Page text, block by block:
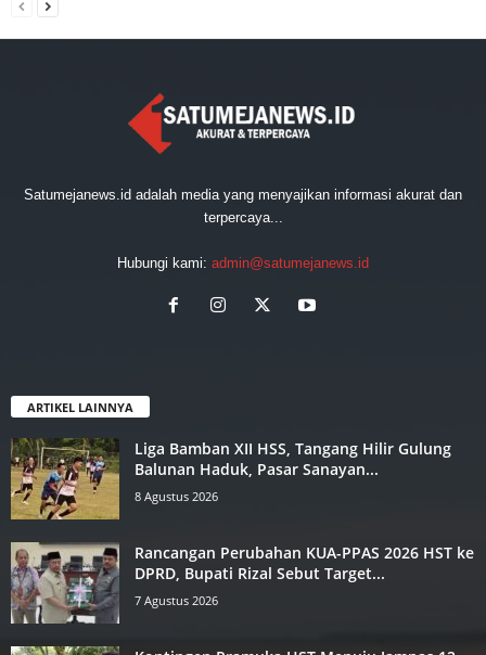
Satumejanews.id adalah media yang menyajikan informasi akurat dan
terpercaya...
Hubungi kami: admin@satumejanews.id
ARTIKEL LAINNYA
Liga Bamban XII HSS, Tangang ‎Hilir Gulung
Balunan Haduk, ‎Pasar Sanayan...
8 Agustus 2026
Rancangan Perubahan KUA-PPAS ‎2026 HST ke
DPRD, Bupati Rizal ‎Sebut Target...
7 Agustus 2026